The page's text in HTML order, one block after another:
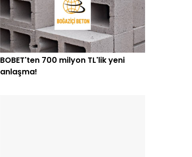
BOBET'ten 700 milyon TL'lik yeni
anlaşma!